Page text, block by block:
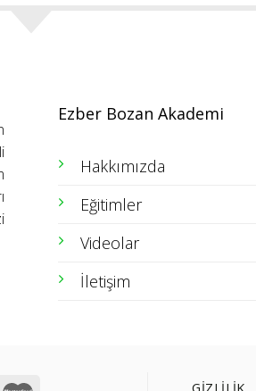
Ezber Bozan Akademi
Hakkımızda
Eğitimler
Videolar
İletişim
GİZLİLİK